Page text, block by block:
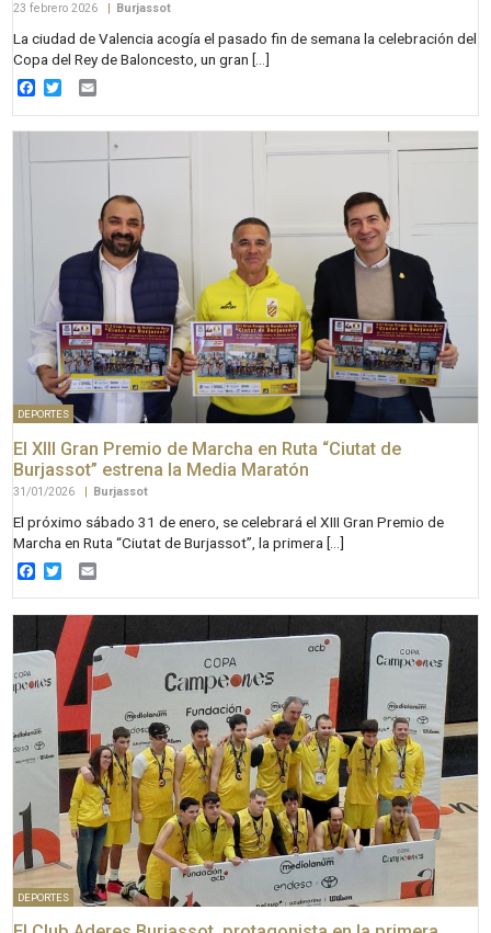
23 febrero 2026 Burjassot
La ciudad de Valencia acogía el pasado fin de semana la celebración del
Copa del Rey de Baloncesto, un gran […]
Facebook
Twitter
DEPORTES
El XIII Gran Premio de Marcha en Ruta “Ciutat de
Burjassot” estrena la Media Maratón
31/01/2026 | Burjassot
El próximo sábado 31 de enero, se celebrará el XIII Gran Premio de
Marcha en Ruta “Ciutat de Burjassot”, la primera […]
Facebook
Twitter
DEPORTES